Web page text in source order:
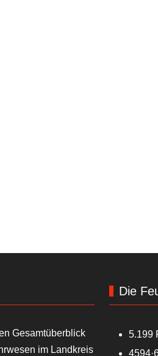
Gesamtüberblick
im Landkreis
Die
5.199